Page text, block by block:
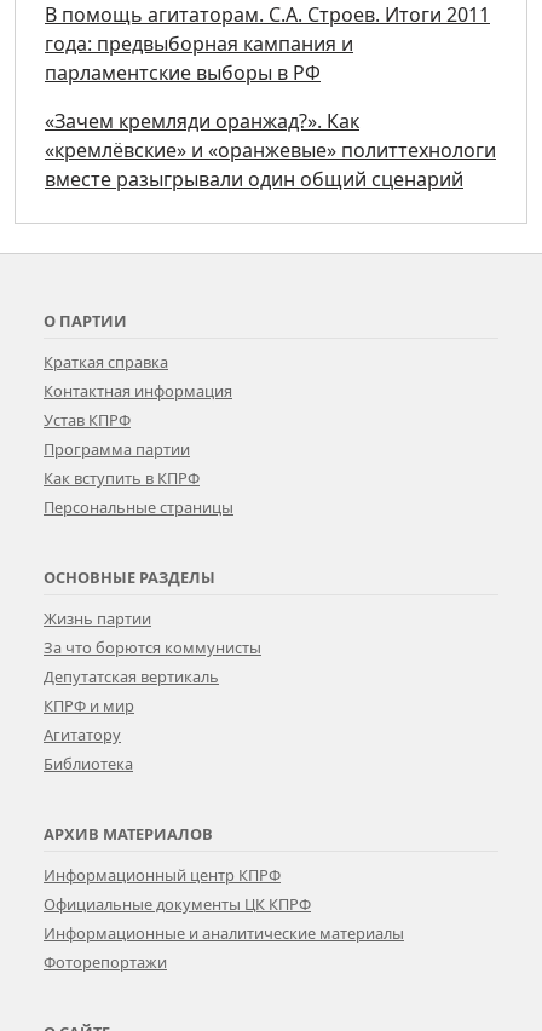
В помощь агитаторам. С.А. Строев. Итоги 2011
года: предвыборная кампания и
парламентские выборы в РФ
«Зачем кремляди оранжад?». Как
«кремлёвские» и «оранжевые» политтехнологи
вместе разыгрывали один общий сценарий
О ПАРТИИ
Краткая справка
Контактная информация
Устав КПРФ
Программа партии
Как вступить в КПРФ
Персональные страницы
ОСНОВНЫЕ РАЗДЕЛЫ
Жизнь партии
За что борются коммунисты
Депутатская вертикаль
КПРФ и мир
Агитатору
Библиотека
АРХИВ МАТЕРИАЛОВ
Информационный центр КПРФ
Официальные документы ЦК КПРФ
Информационные и аналитические материалы
Фоторепортажи